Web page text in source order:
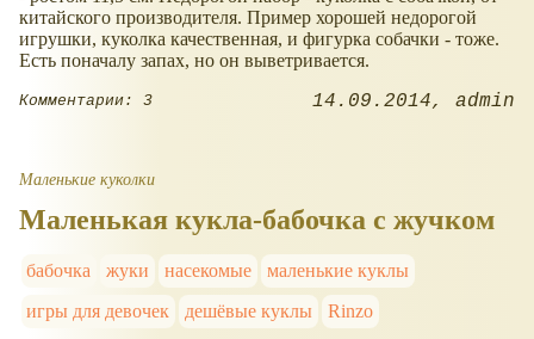
китайского производителя. Пример хорошей недорогой
игрушки, куколка качественная, и фигурка собачки - тоже.
Есть поначалу запах, но он выветривается.
Комментарии: 3 14.09.2014 admin
Маленькие куколки
Маленькая кукла-бабочка с жучком
бабочка жуки насекомые
маленькие куклы
игры для девочек
дешёвые куклы Rinzo